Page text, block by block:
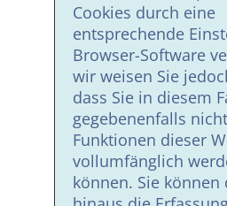
Cookies durch eine
entsprechende
Browser-Software
wir weisen Sie
dass Sie in diesem
gegebenenfalls
Funktionen dieser
vollumfänglich
können. Sie können